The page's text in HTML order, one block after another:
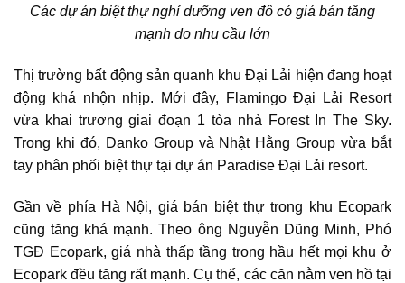
Các dự án biệt thự nghỉ dưỡng ven đô có giá bán tăng
mạnh do nhu cầu lớn
Thị trường bất động sản quanh khu Đại Lải hiện đang hoạt
động khá nhộn nhịp. Mới đây, Flamingo Đại Lải Resort
vừa khai trương giai đoạn 1 tòa nhà Forest In The Sky.
Trong khi đó, Danko Group và Nhật Hằng Group vừa bắt
tay phân phối biệt thự tại dự án Paradise Đại Lải resort.
Gần về phía Hà Nội, giá bán biệt thự trong khu Ecopark
cũng tăng khá mạnh. Theo ông Nguyễn Dũng Minh, Phó
TGĐ Ecopark, giá nhà thấp tầng trong hầu hết mọi khu ở
Ecopark đều tăng rất mạnh. Cụ thể, các căn nằm ven hồ tại